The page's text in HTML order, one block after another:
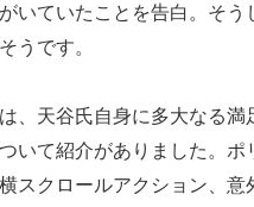
いていたことを告白。そ
うです。
、天谷氏自身に多大なる
いて紹介がありました。
スクロールアクション、